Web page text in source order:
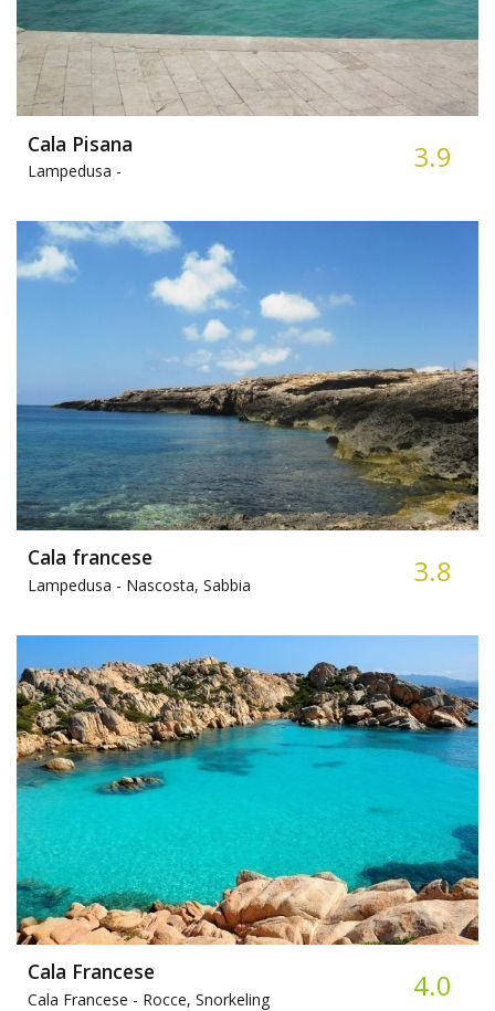
Cala Pisana
Lampedusa - 3.9
Cala francese
Lampedusa - Nascosta, Sabbia 3.8
Cala Francese
Cala Francese - Rocce, Snorkeling 4.0